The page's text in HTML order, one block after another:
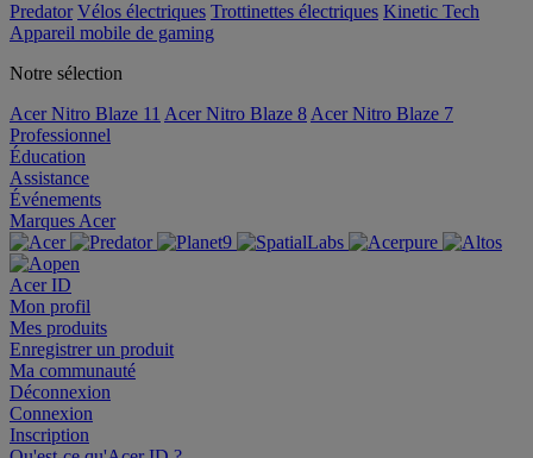
Predator Vélos électriques Trottinettes électriques Kinetic Tech
Appareil mobile de gaming
Notre sélection
Acer Nitro Blaze 11 Acer Nitro Blaze 8 Acer Nitro Blaze 7
Professionnel
Éducation
Assistance
Événements
Marques Acer
Acer ID
Mon profil
Mes produits
Enregistrer un produit
Ma communauté
Déconnexion
Connexion
Inscription